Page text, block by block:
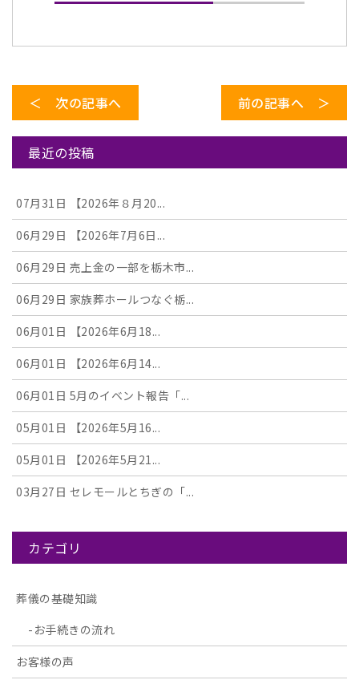
＜ 次の記事へ 前の記事へ ＞
最近の投稿
07月31日 【2026年８月20...
06月29日 【2026年7月6日...
06月29日 売上金の一部を栃木市...
06月29日 家族葬ホールつなぐ栃...
06月01日 【2026年6月18...
06月01日 【2026年6月14...
06月01日 5月のイベント報告「...
05月01日 【2026年5月16...
05月01日 【2026年5月21...
03月27日 セレモールとちぎの「...
カテゴリ
葬儀の基礎知識
お手続きの流れ
お客様の声